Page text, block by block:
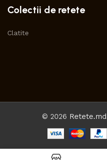
Colectii de retete
Clatite
© 2026 Retete.md